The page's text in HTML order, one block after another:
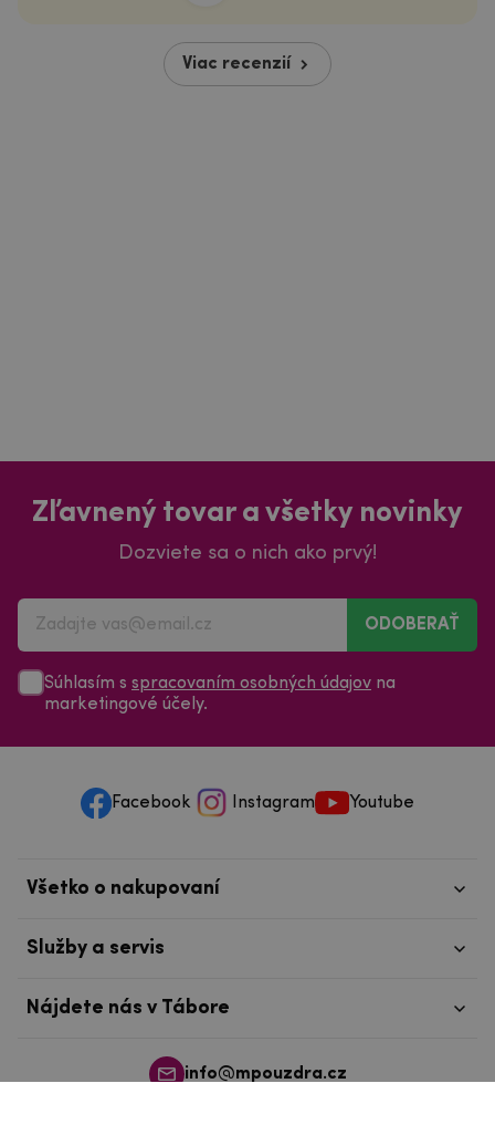
Viac recenzií
Zľavnený tovar a všetky novinky
Dozviete sa o nich ako prvý!
ODOBERAŤ
Súhlasím s spracovaním osobných údajov na
marketingové účely.
Facebook Instagram Youtube
info@mpouzdra.cz
Všetko o nakupovaní
Služby a servis
Nájdete nás v Tábore